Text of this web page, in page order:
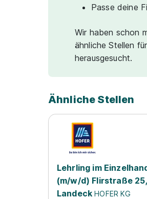
Passe deine
Wir haben schon
ähnliche Stellen
herausgesucht.
Ähnliche Stellen
Lehrling im
(m/w/d) Flirstraße
Landeck HOFER KG